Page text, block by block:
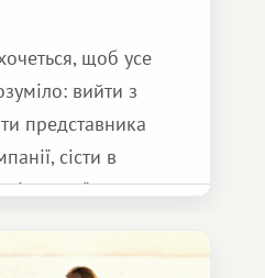
щоб усе
вийти з
представника
сісти в
доїхати до